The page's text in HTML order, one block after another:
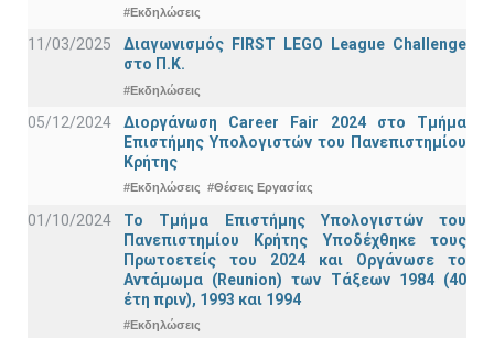
#Εκδηλώσεις
11/03/2025
Διαγωνισμός FIRST LEGO League Challenge
στο Π.Κ.
#Εκδηλώσεις
05/12/2024
Διοργάνωση Career Fair 2024 στο Τμήμα
Επιστήμης Υπολογιστών του Πανεπιστημίου
Κρήτης
#Εκδηλώσεις #Θέσεις Εργασίας
01/10/2024
Το Τμήμα Επιστήμης Υπολογιστών του
Πανεπιστημίου Κρήτης Υποδέχθηκε τους
Πρωτοετείς του 2024 και Οργάνωσε το
Αντάμωμα (Reunion) των Τάξεων 1984 (40
έτη πριν), 1993 και 1994
#Εκδηλώσεις